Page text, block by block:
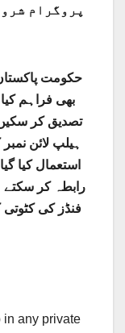
پروگرام
حکومت
بھی فراہم
تصدیق کر
ہیلپ لائن
استعمال کیا
رابطہ کر سکتے
فنڈز کی
in any private